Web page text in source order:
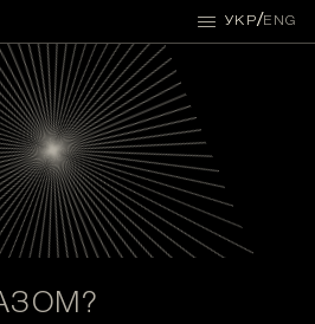
УКР/ENG